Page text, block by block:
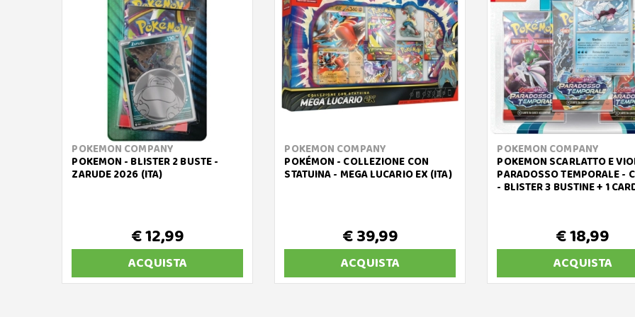
POKEMON COMPANY
POKEMON - BLISTER 2 BUSTE -
ZARUDE 2026 (ITA)
€ 12,99
ACQUISTA
POKEMON COMPANY
POKÉMON - COLLEZIONE CON
STATUINA - MEGA LUCARIO EX (ITA)
€ 39,99
ACQUISTA
POKEMON COMPANY
POKEMON SCARLATTO E
PARADOSSO TEMPORALE -
- BLISTER 3 BUSTINE + 1
€ 18,99
ACQUISTA